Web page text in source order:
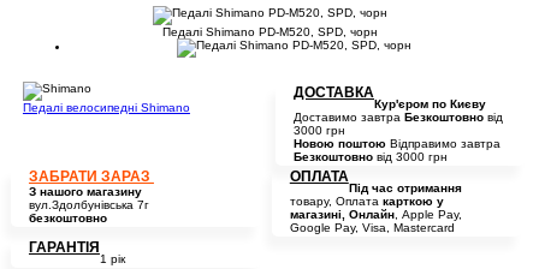
Педалі Shimano PD-M520, SPD, чорн
Педалі велосипедні Shimano
ДОСТАВКА
Кур'єром по Києву
Доставимо завтра Безкоштовно від
3000 грн
Новою поштою Відправимо завтра
Безкоштовно від 3000 грн
ЗАБРАТИ ЗАРАЗ
З нашого магазину
вул.Здолбунівська 7г
безкоштовно
ОПЛАТА
Під час отримання
товару, Оплата карткою у
магазині, Онлайн, Apple Pay,
Google Pay, Visa, Mastercard
ГАРАНТІЯ
1 рік